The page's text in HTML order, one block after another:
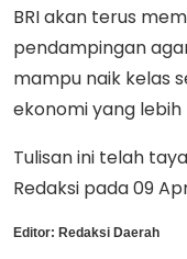
BRI akan terus
pendampingan
mampu naik kelas
ekonomi yang lebih
Tulisan ini telah
Redaksi pada 09
Editor: Redaksi Daerah